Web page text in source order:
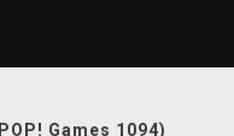
Games 1094)